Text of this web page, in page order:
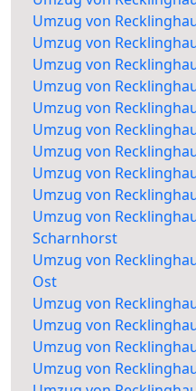
Umzug von
Umzug von
Umzug von
Umzug von
Umzug von
Umzug von
Umzug von
Umzug von
Umzug von
Umzug von
Scharnhorst
Umzug von
Ost
Umzug von
Umzug von
Umzug von
Umzug von